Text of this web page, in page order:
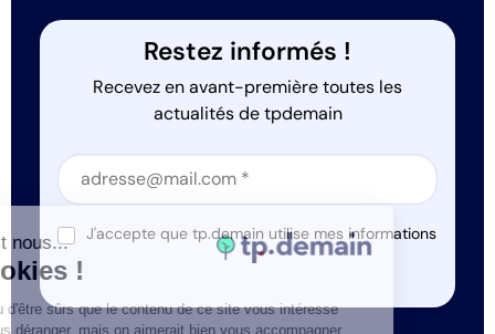
Restez informés !
Recevez en avant-première toutes les
actualités de tpdemain
Section
Section
J'accepte que tp.demain utilise mes informations
*
c'est nous...
Cookies !
a attendu d'être sûrs que le contenu de ce site vous intéresse
de vous déranger, mais on aimerait bien vous accompagner